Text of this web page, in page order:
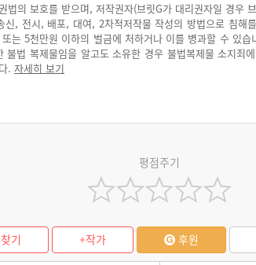
법의 보호를 받으며, 저작권자(브릿G가 대리권자일 경우
신, 전시, 배포, 대여, 2차적저작물 작성의 방법으로 침해
는 5천만원 이하의 벌금에 처하거나 이를 병과할 수 있
불법 복제물임을 알고도 소유한 경우 불법복제물 소지죄
. 자세히 보기
평점주기
기 +작가 후원